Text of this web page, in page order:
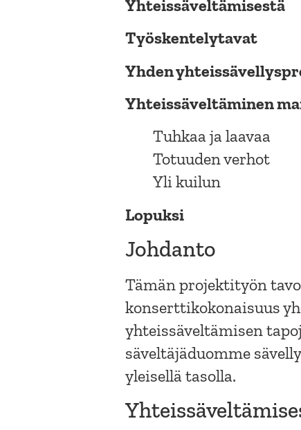
Yhteissäveltämisestä
Työskentelytavat
Yhden
Yhteissäveltäminen
Tuhkaa ja laavaa
Totuuden verhot
Yli kuilun
Lopuksi
Johdanto
Tämän projektityön
konserttikokonaisuus
yhteissäveltämisen
säveltäjäduomme
yleisellä tasolla.